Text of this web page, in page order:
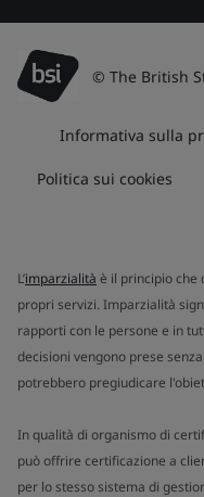
© The British
Informativa sulla
Politica sui cookies
L’imparzialità è il principio che
propri servizi. Imparzialità
rapporti con le persone e in
decisioni vengono prese
potrebbero pregiudicare
In qualità di organismo di
può offrire certificazione a
per lo stesso sistema di